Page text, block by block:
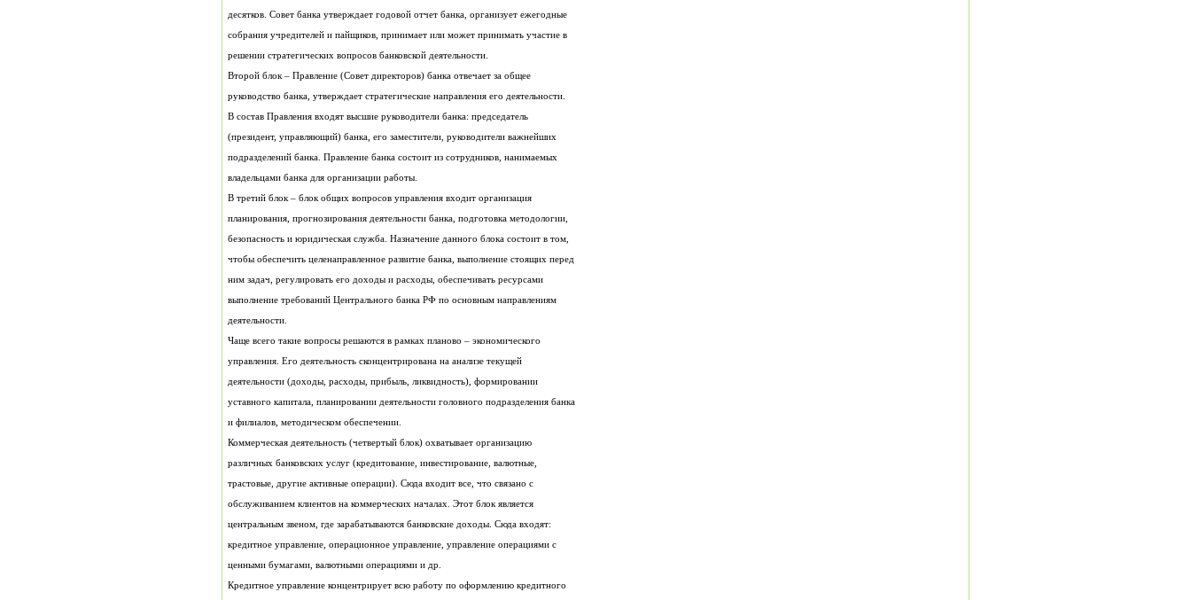
десятков. Совет банка утверждает годовой отчет банка, организует ежегодные
собрания учредителей и пайщиков, принимает или может принимать участие в
решении стратегических вопросов банковской деятельности.
Второй блок – Правление (Совет директоров) банка отвечает за общее
руководство банка, утверждает стратегические направления его деятельности.
В состав Правления входят высшие руководители банка: председатель
(президент, управляющий) банка, его заместители, руководители важнейших
подразделений банка. Правление банка состоит из сотрудников, нанимаемых
владельцами банка для организации работы.
В третий блок – блок общих вопросов управления входит организация
планирования, прогнозирования деятельности банка, подготовка методологии,
безопасность и юридическая служба. Назначение данного блока состоит в том,
чтобы обеспечить целенаправленное развитие банка, выполнение стоящих перед
ним задач, регулировать его доходы и расходы, обеспечивать ресурсами
выполнение требований Центрального банка РФ по основным направлениям
деятельности.
Чаще всего такие вопросы решаются в рамках планово – экономического
управления. Его деятельность сконцентрирована на анализе текущей
деятельности (доходы, расходы, прибыль, ликвидность), формировании
уставного капитала, планировании деятельности головного подразделения банка
и филиалов, методическом обеспечении.
Коммерческая деятельность (четвертый блок) охватывает организацию
различных банковских услуг (кредитование, инвестирование, валютные,
трастовые, другие активные операции). Сюда входит все, что связано с
обслуживанием клиентов на коммерческих началах. Этот блок является
центральным звеном, где зарабатываются банковские доходы. Сюда входят:
кредитное управление, операционное управление, управление операциями с
ценными бумагами, валютными операциями и др.
Кредитное управление концентрирует всю работу по оформлению кредитного